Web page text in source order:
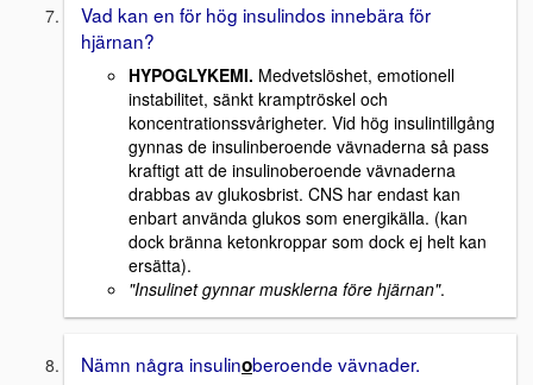
Vad kan en för hög insulindos innebära för
hjärnan?
HYPOGLYKEMI. Medvetslöshet, emotionell
instabilitet, sänkt kramptröskel och
koncentrationssvårigheter. Vid hög insulintillgång
gynnas de insulinberoende vävnaderna så pass
kraftigt att de insulinoberoende vävnaderna
drabbas av glukosbrist. CNS har endast kan
enbart använda glukos som energikälla. (kan
dock bränna ketonkroppar som dock ej helt kan
ersätta).
"Insulinet gynnar musklerna före hjärnan".
Nämn några insulinoberoende vävnader.